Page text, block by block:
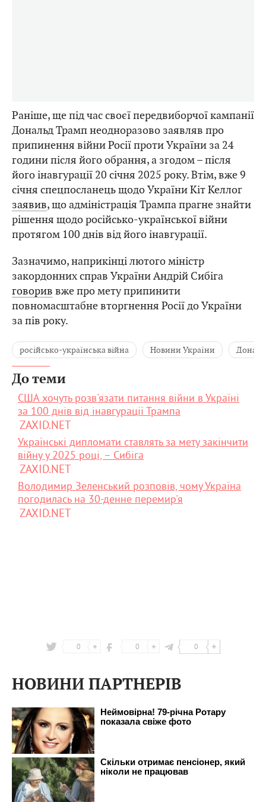
Раніше, ще під час своєї передвиборчої кампанії
Дональд Трамп неодноразово заявляв про
припинення війни Росії проти України за 24
години після його обрання, а згодом – після
його інавгурації 20 січня 2025 року. Втім, вже 9
січня спецпосланець щодо України Кіт Келлог
заявив, що адміністрація Трампа прагне знайти
рішення щодо російсько-української війни
протягом 100 днів від його інавгурації.
Зазначимо, наприкінці лютого міністр
закордонних справ України Андрій Сибіга
говорив вже про мету припинити
повномасштабне вторгнення Росії до України
за пів року.
російсько-українська війна Новини України
До теми
США хочуть розв'язати питання війни в Україні
за 100 днів від інавгурації Трампа
ZAXID.NET
Українські дипломати ставлять за мету закінчити
війну у 2025 році, – Сибіга
ZAXID.NET
Володимир Зеленський розповів, чому Україна
погодилась на 30-денне перемир'я
ZAXID.NET
0 0 0
НОВИНИ ПАРТНЕРІВ